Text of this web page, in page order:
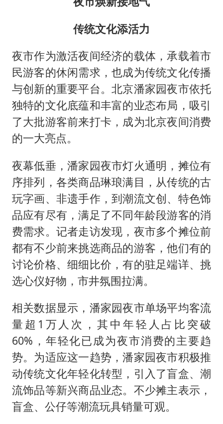
传统文化添活力
夜市作为激活夜间经济的载体，承载着市
民游客的休闲需求，也成为传统文化传播
与创新的重要平台。北京潘家园夜市依托
独特的文化底蕴和丰富的业态布局，吸引
了大批游客前来打卡，成为北京夜间消费
的一大亮点。
夜幕低垂，潘家园夜市灯火通明，摊位有
序排列，各类商品琳琅满目，从传统的古
玩字画、非遗手作，到潮流文创、特色饰
品应有尽有，满足了不同年龄段游客的消
费需求。记者走访发现，夜市多个摊位前
都有不少前来挑选商品的游客，他们有的
讨论价格、细细比价，有的驻足端详、挑
选心仪好物，市井氛围拉满。
相关数据显示，潘家园夜市单场平均客流
量超1万人次，其中年轻人占比突破
60%，年轻化已成为夜市消费的主要趋
势。为适应这一趋势，潘家园夜市积极推
动传统文化年轻化转型，引入了盲盒、潮
流饰品等新兴商品业态。不少摊主表示，
盲盒、公仔等潮流玩具销量可观。